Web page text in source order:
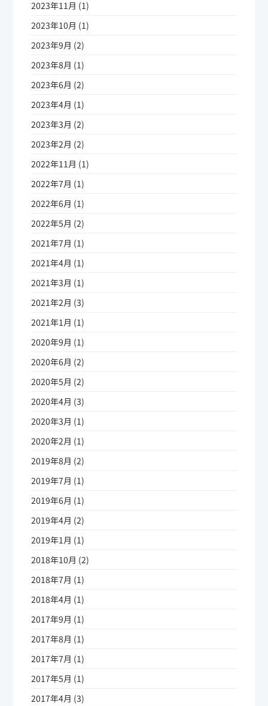
2023年11月 (1)
2023年10月 (1)
2023年9月 (2)
2023年8月 (1)
2023年6月 (2)
2023年4月 (1)
2023年3月 (2)
2023年2月 (2)
2022年11月 (1)
2022年7月 (1)
2022年6月 (1)
2022年5月 (2)
2021年7月 (1)
2021年4月 (1)
2021年3月 (1)
2021年2月 (3)
2021年1月 (1)
2020年9月 (1)
2020年6月 (2)
2020年5月 (2)
2020年4月 (3)
2020年3月 (1)
2020年2月 (1)
2019年8月 (2)
2019年7月 (1)
2019年6月 (1)
2019年4月 (2)
2019年1月 (1)
2018年10月 (2)
2018年7月 (1)
2018年4月 (1)
2017年9月 (1)
2017年8月 (1)
2017年7月 (1)
2017年5月 (1)
2017年4月 (3)